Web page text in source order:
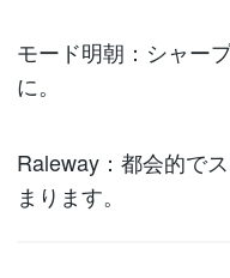
モード明朝：シャー
に。
Raleway：都会的で
まります。